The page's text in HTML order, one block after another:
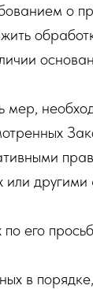
о
мер,
по его
в